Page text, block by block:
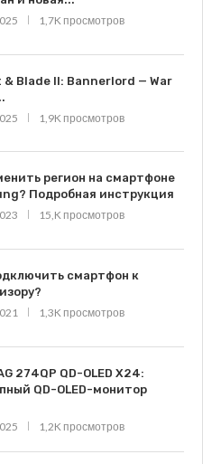
1,7K просмотров
& Blade II: Bannerlord — War
1,9K просмотров
регион на смартфоне
Подробная инструкция
15,K просмотров
смартфон к
1,3K просмотров
274QP QD-OLED X24:
QD-OLED-монитор
1,2K просмотров